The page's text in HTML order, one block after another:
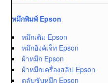
หมึกพิมพ์ Epson
หมึกเติม Epson
หมึกอิงค์เจ็ท Epson
ผ้าหมึก Epson
ผ้าหมึกเครื่องสลิป Epson
ตลับซับหมึก Epson